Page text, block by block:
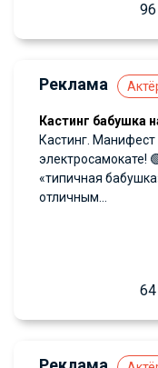
Реклама
Кастинг бабушка
Кастинг.
электросамокате!
«типичная
отличным...